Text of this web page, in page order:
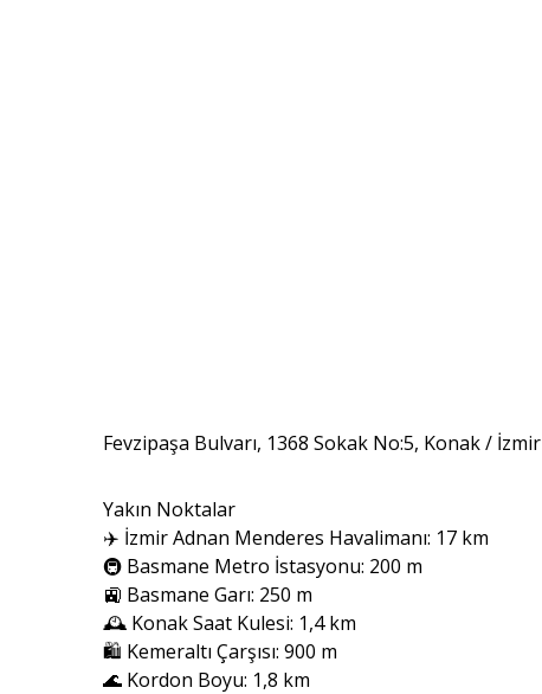
Fevzipaşa Bulvarı, 1368 Sokak No:5, Konak / İzmir
Yakın Noktalar
✈️ İzmir Adnan Menderes Havalimanı: 17 km
🚇 Basmane Metro İstasyonu: 200 m
🚉 Basmane Garı: 250 m
🕰️ Konak Saat Kulesi: 1,4 km
🛍️ Kemeraltı Çarşısı: 900 m
🌊 Kordon Boyu: 1,8 km